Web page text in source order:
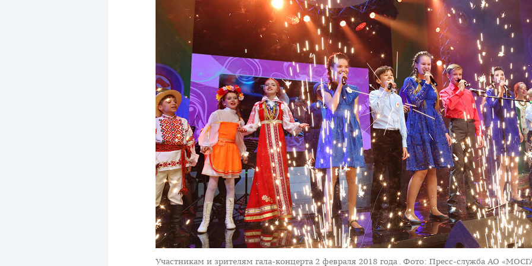
Участникам и зрителям гала-концерта 2 февраля 2018 года . Фото: Пресс-служба АО